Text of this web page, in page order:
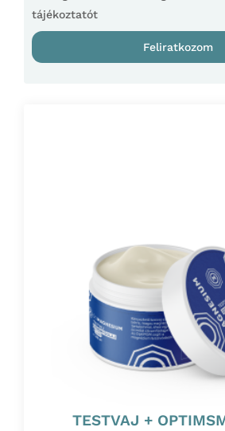
tájékoztatót
Feliratkozom
TESTVAJ +